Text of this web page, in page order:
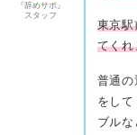
『辞めサポ』
スタッフ
東京駅
てくれ
普通の
をし
ブルな